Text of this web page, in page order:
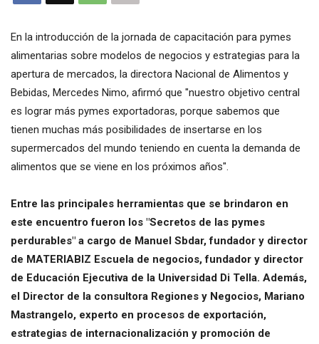
En la introducción de la jornada de capacitación para pymes
alimentarias sobre modelos de negocios y estrategias para la
apertura de mercados, la directora Nacional de Alimentos y
Bebidas, Mercedes Nimo, afirmó que "nuestro objetivo central
es lograr más pymes exportadoras, porque sabemos que
tienen muchas más posibilidades de insertarse en los
supermercados del mundo teniendo en cuenta la demanda de
alimentos que se viene en los próximos años".
Entre las principales herramientas que se brindaron en
este encuentro fueron los "Secretos de las pymes
perdurables" a cargo de Manuel Sbdar, fundador y director
de MATERIABIZ Escuela de negocios, fundador y director
de Educación Ejecutiva de la Universidad Di Tella. Además,
el Director de la consultora Regiones y Negocios, Mariano
Mastrangelo, experto en procesos de exportación,
estrategias de internacionalización y promoción de